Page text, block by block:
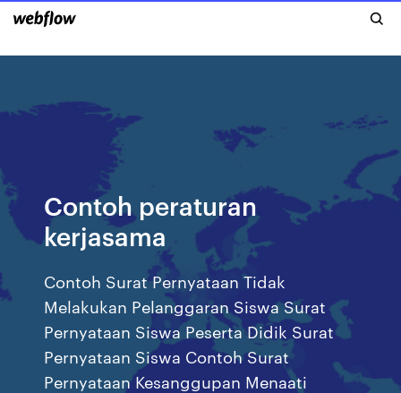
Contoh peraturan
kerjasama
Contoh Surat Pernyataan Tidak
Melakukan Pelanggaran Siswa Surat
Pernyataan Siswa Peserta Didik Surat
Pernyataan Siswa Contoh Surat
Pernyataan Kesanggupan Menaati